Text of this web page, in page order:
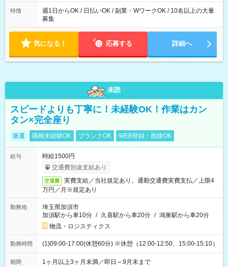
特徴
週1日からOK / 日払いOK / 副業・WワークOK / 10名以上の大量
募集
気になる！ 応募する 詳細へ
未読
スピードよりも丁寧に！未経験OK！作業はカン
タン×完全座り
派遣 職種未経験OK ブランクOK WEB登録・面接OK
給与
時給1500円
交通費別途支給あり
交通費
実費支給／当社規定あり。通勤交通費実費支払／上限4
万円／月※規定あり
勤務地
埼玉県加須市
加須駅から車10分 / 久喜駅から車20分 / 鴻巣駅から車20分
物流・ロジスティクス
勤務時間 (1)09:00-17:00(休憩60分) ※休憩（12:00-12:50、15:00-15:10）
期間 1ヶ月以上3ヶ月未満／即日～9月末まで